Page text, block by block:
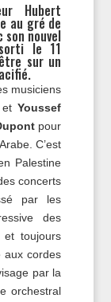
Hubert
au gré de
son nouvel
le 11
sur un
musiciens
etYoussef
pour
C’est
Palestine
concerts
par les
des
toujours
aux cordes
par la
orchestral